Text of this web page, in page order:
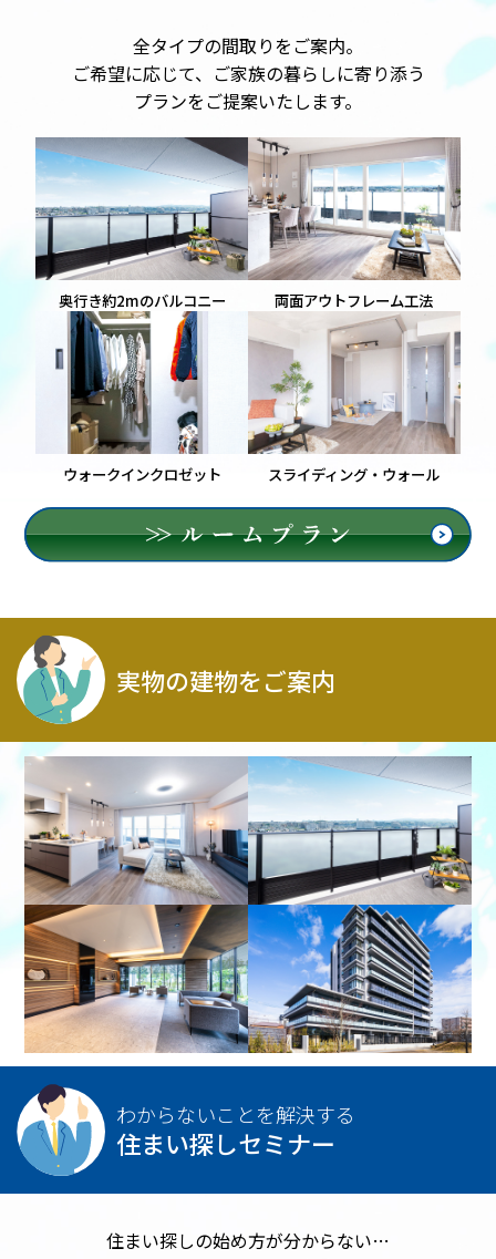
全タイプの間取りをご案内。
ご希望に応じて、ご家族の暮らしに寄り添う
プランをご提案いたします。
奥行き約2mのバルコニー 両面アウトフレーム工法
ウォークインクロゼット スライディング・ウォール
実物の建物をご案内
わからないことを解決する
住まい探しセミナー
住まい探しの始め方が分からない…